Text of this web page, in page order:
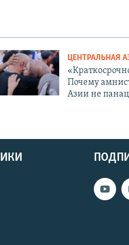
ЦЕНТРАЛЬНАЯ
Почему
Азии не